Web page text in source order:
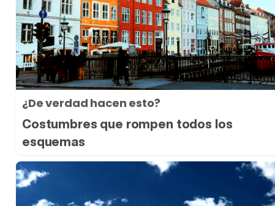
¿De verdad hacen esto?
Costumbres que rompen todos los
esquemas